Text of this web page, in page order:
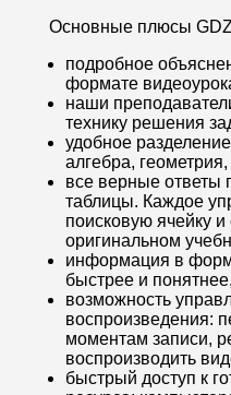
Основные плюсы
подробное
формате
наши
технику решения
удобное
алгебра,
все верные ответы
таблицы. Каждое
поисковую ячейку
оригинальном
информация в
быстрее и
возможность
воспроизведения:
моментам записи,
воспроизводить
быстрый доступ к